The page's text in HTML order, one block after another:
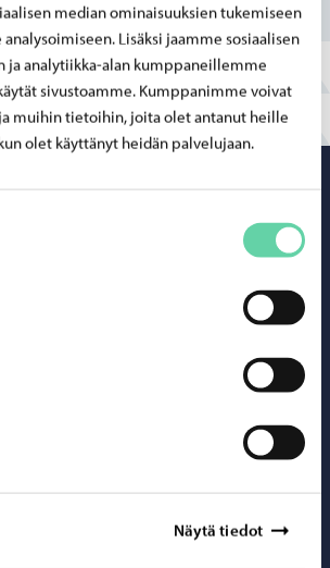
median ominaisuuksien tukemiseen
Lisäksi jaamme sosiaalisen
ja analytiikka-alan kumppaneillemme
sivustoamme. Kumppanimme voivat
muihin tietoihin, joita olet antanut heille
olet käyttänyt heidän palvelujaan.
Näytä tiedot
En
Porvoo –